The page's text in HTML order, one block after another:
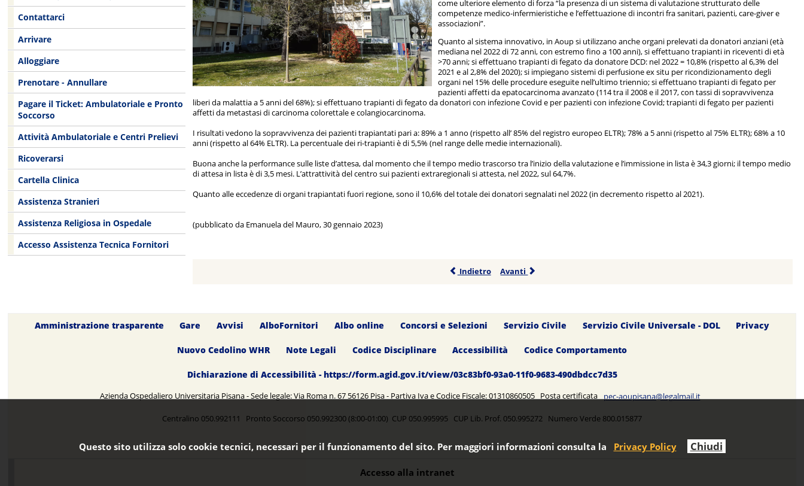
come ulteriore elemento di forza “la presenza di un sistema di valutazione strutturato delle
competenze medico-infermieristiche e l’effettuazione di incontri fra sanitari, pazienti, care-giver e
associazioni”.
Quanto al sistema innovativo, in Aoup si utilizzano anche organi prelevati da donatori anziani (età
mediana nel 2022 di 72 anni, con estremo fino a 100 anni), si effettuano trapianti in riceventi di età
>70 anni; si effettuano trapianti di fegato da donatore DCD: nel 2022 = 10,8% (rispetto al 6,3% del
2021 e al 2,8% del 2020); si impiegano sistemi di perfusione ex situ per ricondizionamento degli
organi nel 15% delle procedure eseguite nell’ultimo triennio; si effettuano trapianti di fegato per
pazienti affetti da epatocarcinoma avanzato (114 tra il 2008 e il 2017, con tassi di sopravvivenza
liberi da malattia a 5 anni del 68%); si effettuano trapianti di fegato da donatori con infezione Covid e per pazienti con infezione Covid; trapianti di fegato per pazienti
affetti da metastasi di carcinoma colorettale e colangiocarcinoma.
I risultati vedono la sopravvivenza dei pazienti trapiantati pari a: 89% a 1 anno (rispetto all’ 85% del registro europeo ELTR); 78% a 5 anni (rispetto al 75% ELTR); 68% a 10
anni (rispetto al 64% ELTR). La percentuale dei ri-trapianti è di 5,5% (nel range delle medie internazionali).
Buona anche la performance sulle liste d’attesa, dal momento che il tempo medio trascorso tra l’inizio della valutazione e l’immissione in lista è 34,3 giorni; il tempo medio
di attesa in lista è di 3,5 mesi. L’attrattività del centro sui pazienti extraregionali si attesta, nel 2022, sul 64,7%.
Quanto alle eccedenze di organi trapiantati fuori regione, sono il 10,6% del totale dei donatori segnalati nel 2022 (in decremento rispetto al 2021).
(pubblicato da Emanuela del Mauro, 30 gennaio 2023)
Indietro Avanti
Contattarci
Arrivare
Alloggiare
Prenotare - Annullare
Pagare il Ticket: Ambulatoriale e Pronto
Soccorso
Attività Ambulatoriale e Centri Prelievi
Ricoverarsi
Cartella Clinica
Assistenza Stranieri
Assistenza Religiosa in Ospedale
Accesso Assistenza Tecnica Fornitori
Amministrazione trasparente Gare Avvisi AlboFornitori Albo online Concorsi e Selezioni Servizio Civile Servizio Civile Universale - DOL Privacy
Nuovo Cedolino WHR Note Legali Codice Disciplinare Accessibilità Codice Comportamento
Dichiarazione di Accessibilità - https://form.agid.gov.it/view/03c83bf0-93a0-11f0-9683-490dbdcc7d35
Azienda Ospedaliero Universitaria Pisana - Sede legale: Via Roma n. 67 56126 Pisa - Partiva Iva e Codice Fiscale: 01310860505 Posta certificata pec-aoupisana@legalmail.it
Centralino 050.992111 Pronto Soccorso 050.992300 (8:00-01:00) CUP 050.995995 CUP Lib. Prof. 050.995272 Numero Verde 800.015877
Accesso alla intranet
Questo sito utilizza solo cookie tecnici, necessari per il funzionamento del sito. Per maggiori informazioni consulta la Privacy Policy Chiudi